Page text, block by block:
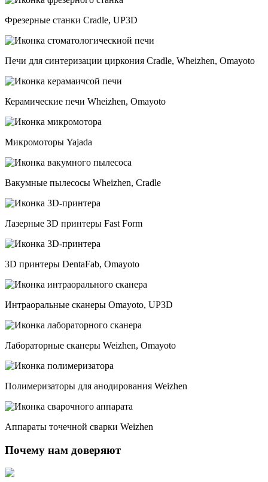
Фрезерные станки Cradle, UP3D
Печи для синтеризации циркония Cradle, Wheizhen, Omayoto
Керамические печи Wheizhen, Omayoto
Микромоторы Yajada
Вакумные пылесосы Wheizhen, Cradle
Лазерные 3D принтеры Fast Form
3D принтеры DentaFab, Omayoto
Интраоральные сканеры Omayoto, UP3D
Лабораторные сканеры Weizhen, Omayoto
Полимеризаторы для анодирования Weizhen
Аппараты точечной сварки Weizhen
Почему нам доверяют